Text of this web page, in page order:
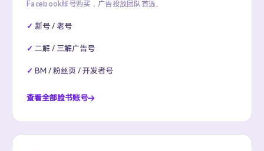
Facebook账号购买，广告投放团队首选。
新号 / 老号
二解 / 三解广告号
BM / 粉丝页 / 开发者号
查看全部脸书账号